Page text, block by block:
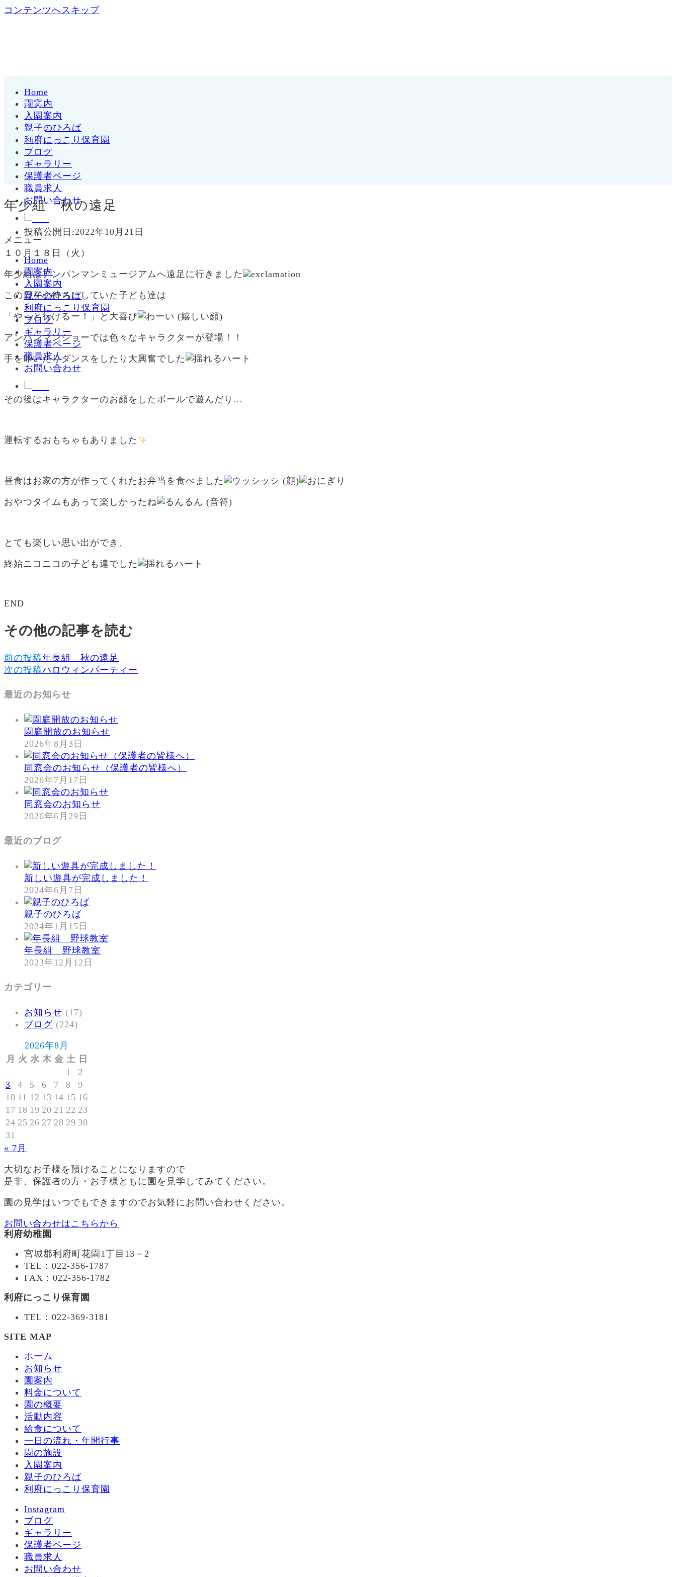
コンテンツへスキップ
Home
園案内
入園案内
親子のひろば
利府にっこり保育園
ブログ
ギャラリー
保護者ページ
職員求人
お問い合わせ
メニュー
Home
園案内
入園案内
親子のひろば
利府にっこり保育園
ブログ
ギャラリー
保護者ページ
職員求人
お問い合わせ
ブログ
ホーム>
ブログ>
年少組 秋の遠足
年少組 秋の遠足
投稿公開日:2022年10月21日
１０月１８日（火）
年少組はアンパンマンミュージアムへ遠足に行きました
この日を心待ちにしていた子ども達は
「やっと行けるー！」と大喜び
アンパンマンショーでは色々なキャラクターが登場！！
手を叩いたりダンスをしたり大興奮でした
その後はキャラクターのお顔をしたボールで遊んだり…
運転するおもちゃもありました
昼食はお家の方が作ってくれたお弁当を食べました
おやつタイムもあって楽しかったね
とても楽しい思い出ができ、
終始ニコニコの子ども達でした
END
その他の記事を読む
前の投稿年長組 秋の遠足
次の投稿ハロウィンパーティー
最近のお知らせ
園庭開放のお知らせ
2026年8月3日
同窓会のお知らせ（保護者の皆様へ）
2026年7月17日
同窓会のお知らせ
2026年6月29日
最近のブログ
新しい遊具が完成しました！
2024年6月7日
親子のひろば
2024年1月15日
年長組 野球教室
2023年12月12日
カテゴリー
お知らせ (17)
ブログ (224)
2026年8月
月
火 水 木 金 土 日
1
2
3
4 5 6 7 8
9
10 11 12 13 14 15 16
17 18 19 20 21 22 23
24 25 26 27 28 29 30
31
« 7月
大切なお子様を預けることになりますので
是非、保護者の方・お子様ともに園を見学してみてください。
園の見学はいつでもできますのでお気軽にお問い合わせください。
お問い合わせはこちらから
利府幼稚園
宮城郡利府町花園1丁目13－2
TEL：022-356-1787
FAX：022-356-1782
利府にっこり保育園
TEL：022-369-3181
SITE MAP
ホーム
お知らせ
園案内
料金について
園の概要
活動内容
給食について
一日の流れ・年間行事
園の施設
入園案内
親子のひろば
利府にっこり保育園
Instagram
ブログ
ギャラリー
保護者ページ
職員求人
お問い合わせ